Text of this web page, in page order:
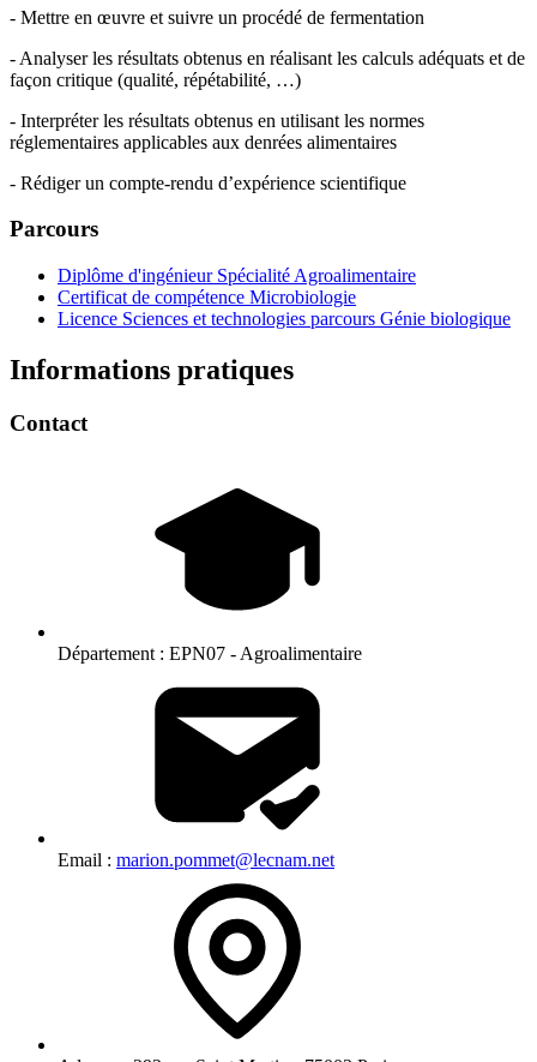
- Mettre en œuvre et suivre un procédé de fermentation
- Analyser les résultats obtenus en réalisant les calculs adéquats et de
façon critique (qualité, répétabilité, …)
- Interpréter les résultats obtenus en utilisant les normes
réglementaires applicables aux denrées alimentaires
- Rédiger un compte-rendu d’expérience scientifique
Parcours
Diplôme d'ingénieur Spécialité Agroalimentaire
Certificat de compétence Microbiologie
Licence Sciences et technologies parcours Génie biologique
Informations pratiques
Contact
Département : EPN07 - Agroalimentaire
Email : marion.pommet@lecnam.net